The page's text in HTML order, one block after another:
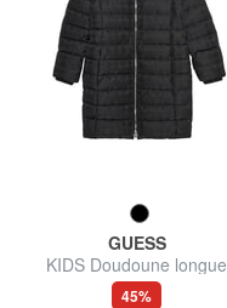
GUESS
KIDS Doudoune longue
capuche
45%